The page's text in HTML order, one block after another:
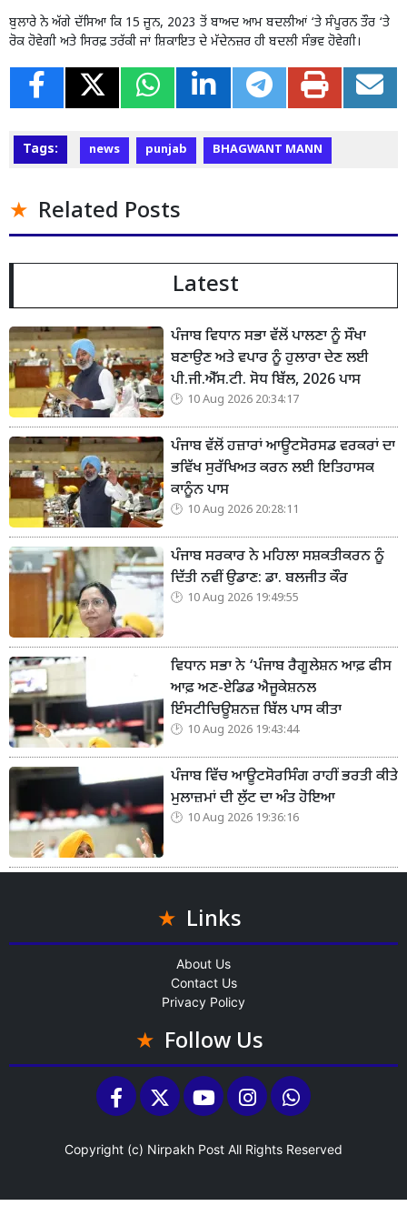
ਬੁਲਾਰੇ ਨੇ ਅੱਗੇ ਦੱਸਿਆ ਕਿ 15 ਜੂਨ, 2023 ਤੋਂ ਬਾਅਦ ਆਮ ਬਦਲੀਆਂ ‘ਤੇ ਸੰਪੂਰਨ ਤੌਰ ‘ਤੇ
ਰੋਕ ਹੋਵੇਗੀ ਅਤੇ ਸਿਰਫ਼ ਤਰੱਕੀ ਜਾਂ ਸ਼ਿਕਾਇਤ ਦੇ ਮੱਦੇਨਜ਼ਰ ਹੀ ਬਦਲੀ ਸੰਭਵ ਹੋਵੇਗੀ।
Tags: news punjab BHAGWANT MANN
Related Posts
Latest
ਪੰਜਾਬ ਵਿਧਾਨ ਸਭਾ ਵੱਲੋਂ ਪਾਲਣਾ ਨੂੰ ਸੌਖਾ
ਬਣਾਉਣ ਅਤੇ ਵਪਾਰ ਨੂੰ ਹੁਲਾਰਾ ਦੇਣ ਲਈ
ਪੀ.ਜੀ.ਐੱਸ.ਟੀ. ਸੋਧ ਬਿੱਲ, 2026 ਪਾਸ
10 Aug 2026 20:34:17
ਪੰਜਾਬ ਵੱਲੋਂ ਹਜ਼ਾਰਾਂ ਆਊਟਸੋਰਸਡ ਵਰਕਰਾਂ ਦਾ
ਭਵਿੱਖ ਸੁਰੱਖਿਅਤ ਕਰਨ ਲਈ ਇਤਿਹਾਸਕ
ਕਾਨੂੰਨ ਪਾਸ
10 Aug 2026 20:28:11
ਪੰਜਾਬ ਸਰਕਾਰ ਨੇ ਮਹਿਲਾ ਸਸ਼ਕਤੀਕਰਨ ਨੂੰ
ਦਿੱਤੀ ਨਵੀਂ ਉਡਾਣ: ਡਾ. ਬਲਜੀਤ ਕੌਰ
10 Aug 2026 19:49:55
ਵਿਧਾਨ ਸਭਾ ਨੇ ‘ਪੰਜਾਬ ਰੈਗੂਲੇਸ਼ਨ ਆਫ਼ ਫੀਸ
ਆਫ਼ ਅਣ-ਏਡਿਡ ਐਜੂਕੇਸ਼ਨਲ
ਇੰਸਟੀਚਿਊਸ਼ਨਜ਼ ਬਿੱਲ ਪਾਸ ਕੀਤਾ
10 Aug 2026 19:43:44
ਪੰਜਾਬ ਵਿੱਚ ਆਊਟਸੋਰਸਿੰਗ ਰਾਹੀਂ ਭਰਤੀ ਕੀਤੇ
ਮੁਲਾਜ਼ਮਾਂ ਦੀ ਲੁੱਟ ਦਾ ਅੰਤ ਹੋਇਆ
10 Aug 2026 19:36:16
Links
About Us
Contact Us
Privacy Policy
Follow Us
Copyright (c) Nirpakh Post All Rights Reserved